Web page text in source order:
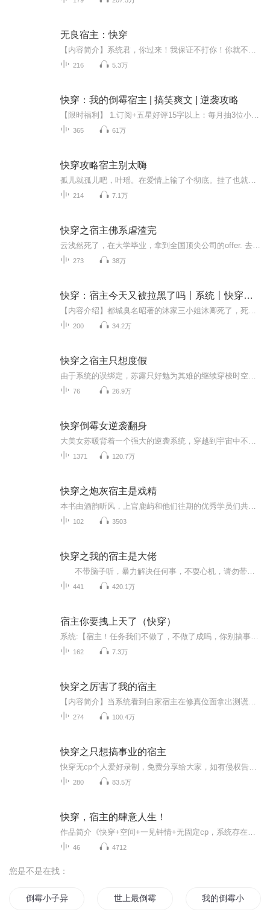
无良宿主：快穿
216 5.3万
快穿：我的倒霉宿主 | 搞笑爽文 | 逆袭攻略
365 61万
快穿攻略宿主别太嗨
214 7.1万
快穿之宿主佛系虐渣完
273 38万
快穿：宿主今天又被拉黑了吗丨系统丨快穿丨搞笑
200 34.2万
快穿之宿主只想度假
76 26.9万
快穿倒霉女逆袭翻身
1371 120.7万
快穿之炮灰宿主是戏精
102 3503
快穿之我的宿主是大佬
441 420.1万
宿主你要拽上天了（快穿）
162 7.3万
快穿之厉害了我的宿主
274 100.4万
快穿之只想搞事业的宿主
280 83.5万
快穿，宿主的肆意人生！
46 4712
您是不是在找：
倒霉小子异界游 世上最倒霉的天命之女 我的倒霉小店主